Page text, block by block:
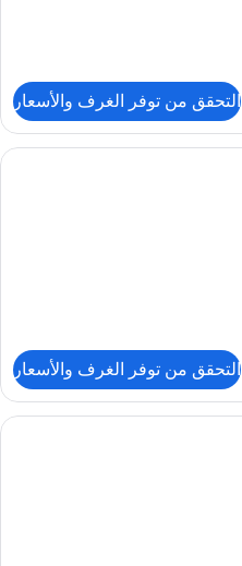
التحقق من توفر الغرف والأسعار
خزنة داخل الغرفة ومكتب وستائر تعتيم
التحقق من توفر الغرف والأسعار
خزنة داخل الغرفة ومكتب وستائر تعتيم